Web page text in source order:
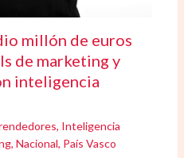
millón de euros
de marketing y
inteligencia
, Inteligencia
,Nacional, País Vasco